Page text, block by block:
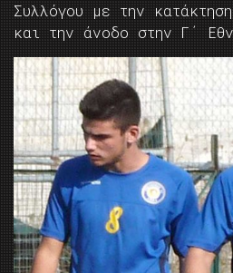
Συλλόγου με την
και την άνοδο στην Γ΄